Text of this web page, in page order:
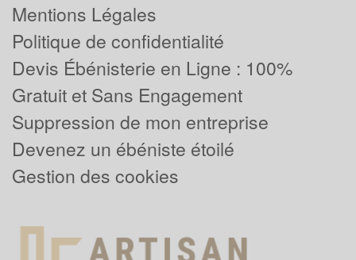
Mentions Légales
Politique de confidentialité
Devis Ébénisterie en Ligne : 100%
Gratuit et Sans Engagement
Suppression de mon entreprise
Devenez un ébéniste étoilé
Gestion des cookies